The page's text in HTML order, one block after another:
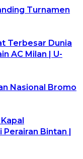
Turnamen
Terbesar Dunia
AC Milan | U-
Nasional Bromo
Bintan |